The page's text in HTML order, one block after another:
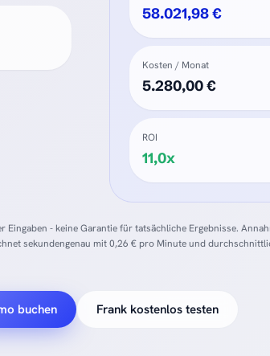
58.021,98 €
Kosten / Monat
5.280,00 €
ROI
11,0x
Eingaben - keine Garantie für tatsächliche Ergebnisse.
sekundengenau mit 0,26 € pro Minute und
buchen Frank kostenlos testen